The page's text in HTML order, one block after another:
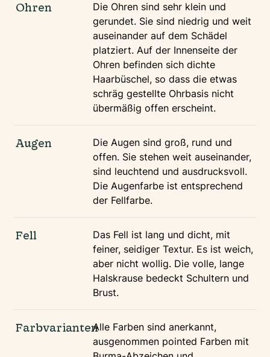
Ohren
Die Ohren sind sehr klein und
gerundet. Sie sind niedrig und weit
auseinander auf dem Schädel
platziert. Auf der Innenseite der
Ohren befinden sich dichte
Haarbüschel, so dass die etwas
schräg gestellte Ohrbasis nicht
übermäßig offen erscheint.
Augen
Die Augen sind groß, rund und
offen. Sie stehen weit auseinander,
sind leuchtend und ausdrucksvoll.
Die Augenfarbe ist entsprechend
der Fellfarbe.
Fell
Das Fell ist lang und dicht, mit
feiner, seidiger Textur. Es ist weich,
aber nicht wollig. Die volle, lange
Halskrause bedeckt Schultern und
Brust.
FarbvariantenAlle Farben sind anerkannt,
ausgenommen pointed Farben mit